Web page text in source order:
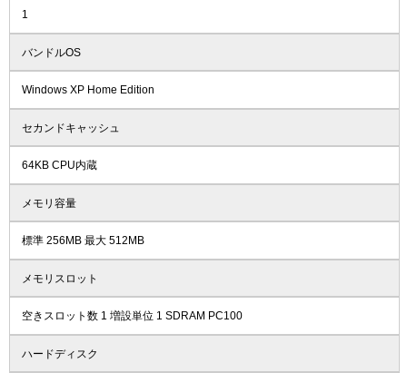
1
バンドルOS
Windows XP Home Edition
セカンドキャッシュ
64KB CPU内蔵
メモリ容量
標準 256MB 最大 512MB
メモリスロット
空きスロット数 1 増設単位 1 SDRAM PC100
ハードディスク